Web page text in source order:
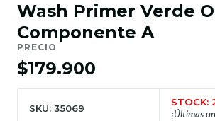
Wash Primer Verde
Componente A
PRECIO
$179.900
SKU: 35069
STOCK:
¡Últimas